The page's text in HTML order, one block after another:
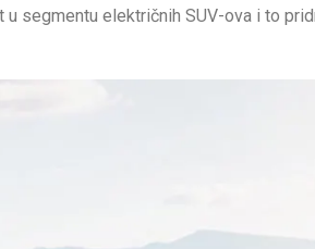
segmentu električnih SUV-ova i to